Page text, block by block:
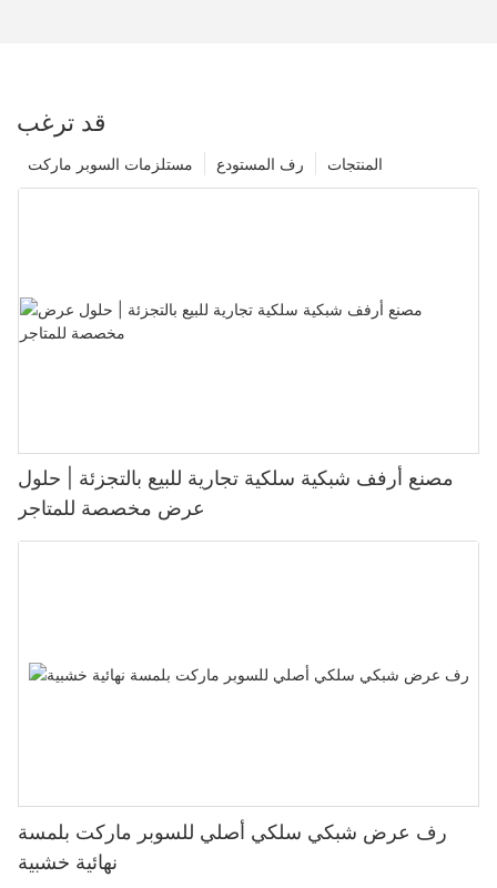
قد ترغب
المنتجات رف المستودع مستلزمات السوبر ماركت
مصنع أرفف شبكية سلكية تجارية للبيع بالتجزئة | حلول
عرض مخصصة للمتاجر
رف عرض شبكي سلكي أصلي للسوبر ماركت بلمسة
نهائية خشبية